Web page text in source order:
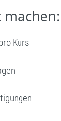
machen:
Kurs